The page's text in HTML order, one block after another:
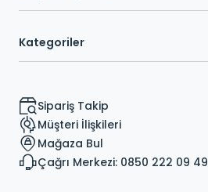
Kategoriler
Sipariş Takip
Müşteri İlişkileri
Mağaza Bul
Çağrı Merkezi: 0850 222 09 49